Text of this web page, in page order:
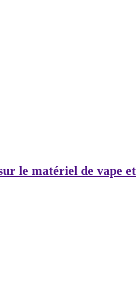
le matériel de vape